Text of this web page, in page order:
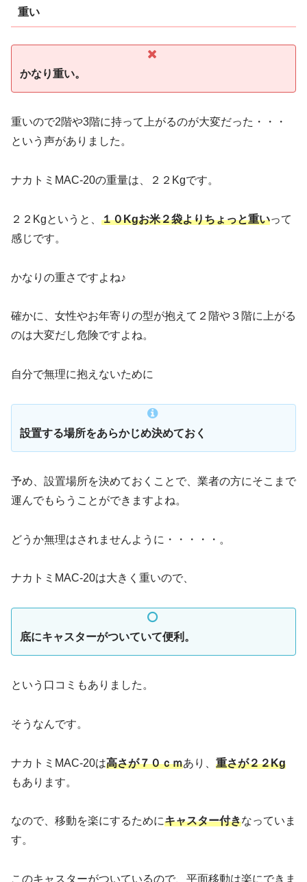
重い
かなり重い。
重いので2階や3階に持って上がるのが大変だった・・・
という声がありました。
ナカトミMAC-20の重量は、２２Kgです。
２２Kgというと、 １０Kgお米２袋よりちょっと重いって
感じです。
かなりの重さですよね♪
確かに、女性やお年寄りの型が抱えて２階や３階に上がる
のは大変だし危険ですよね。
自分で無理に抱えないために
設置する場所をあらかじめ決めておく
予め、設置場所を決めておくことで、業者の方にそこまで
運んでもらうことができますよね。
どうか無理はされませんように・・・・・。
ナカトミMAC-20は大きく重いので、
底にキャスターがついていて便利。
という口コミもありました。
そうなんです。
ナカトミMAC-20は高さが７０ｃｍあり、 重さが２２Kg
もあります。
なので、移動を楽にするためにキャスター付きなっていま
す。
このキャスターがついているので、平面移動は楽にできま